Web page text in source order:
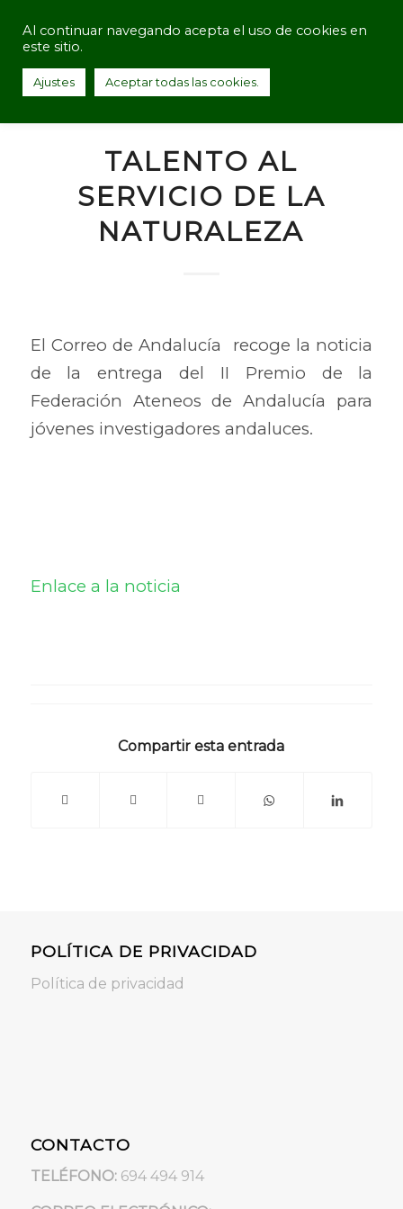
TALENTO AL
SERVICIO DE LA
NATURALEZA
El Correo de Andalucía recoge la noticia
de la entrega del II Premio de la
Federación Ateneos de Andalucía para
jóvenes investigadores andaluces.
Enlace a la noticia
Compartir esta entrada
POLÍTICA DE PRIVACIDAD
Política de privacidad
CONTACTO
TELÉFONO:694 494 914
Al continuar navegando acepta el uso de cookies en
este sitio.
Ajustes Aceptar todas las cookies.